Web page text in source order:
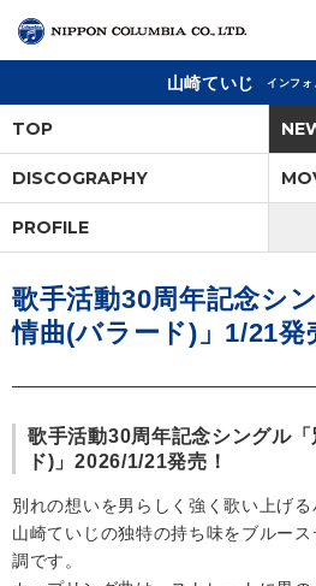
閉じる
アーティスト
ジャンル
オーディション
直営ショップ
山崎ていじ インフォ
TOP
DISCOGRAPHY
PROFILE
歌手活動30周年記念シ
情曲(バラード)」1/21発
歌手活動30周年記念シングル
ド)」2026/1/21発売！
別れの想いを男らしく強く歌い上げる
山崎ていじの独特の持ち味をブルー
調です。